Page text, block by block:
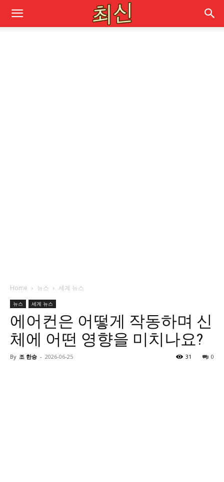
Home 뉴스 세계 뉴스
뉴스 세계 뉴스
에어컨은 어떻게 작동하며 신
체에 어떤 영향을 미치나요?
By 조 한승 - 2026-06-25 0
31